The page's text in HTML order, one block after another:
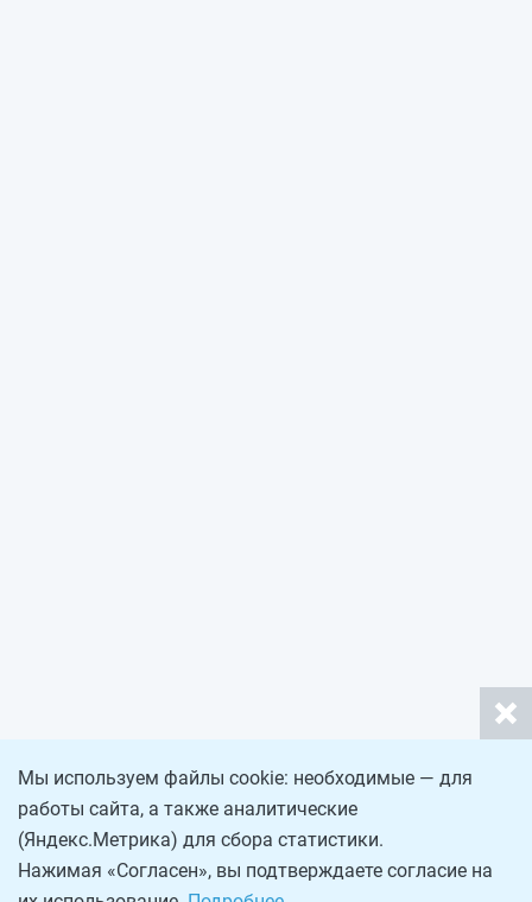
Мы используем файлы cookie: необходимые — для
работы сайта, а также аналитические
(Яндекс.Метрика) для сбора статистики.
Нажимая «Согласен», вы подтверждаете согласие на